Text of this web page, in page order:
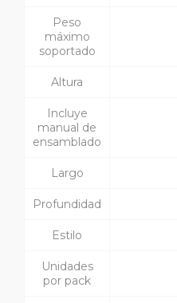
Peso
máximo
soportado
Altura
Incluye
manual de
ensamblado
Largo
Profundidad
Estilo
Unidades
por pack